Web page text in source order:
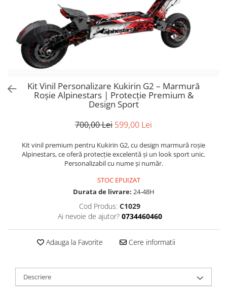
Trotinete Peste 3000 Lei
Trotinete cu Scaun
Trotinete cu Cheie
Trotinete cu Baterie Detașabilă
Trotinete cu Cheie
Trotinete cu Suspensii
Trotinete cu Ghidon Reglabil
ATV 1000W
ATV 1500W
Suporturi pentru telefon
Oglinzi retrovizoare
Ornamente, stickere & viniluri
Iluminare decorativă
Protecții la coliziune
KuKirin G2 Master
KuKirin G1 Pro
KuKirin V1 Pro
KuKirin V2
KuKirin S1 Max
KuKirin A1
Xiaomi Mi
Roți și Anvelope
Anvelope pneumatice
Jante
Valve & extensii
Acceleratoare & comenzi
Display-uri / ecrane
Kit Vinil Personalizare Kukirin G2 – Marmură
Roșie Alpinestars | Protecție Premium &
Design Sport
700,00 Lei 599,00 Lei
Kit vinil premium pentru Kukirin G2, cu design marmură roșie
Alpinestars, ce oferă protecție excelentă și un look sport unic.
Personalizabil cu nume și număr.
STOC EPUIZAT
Durata de livrare: 24-48H
Cod Produs: C1029
Ai nevoie de ajutor? 0734460460
Adauga la Favorite Cere informatii
Descriere